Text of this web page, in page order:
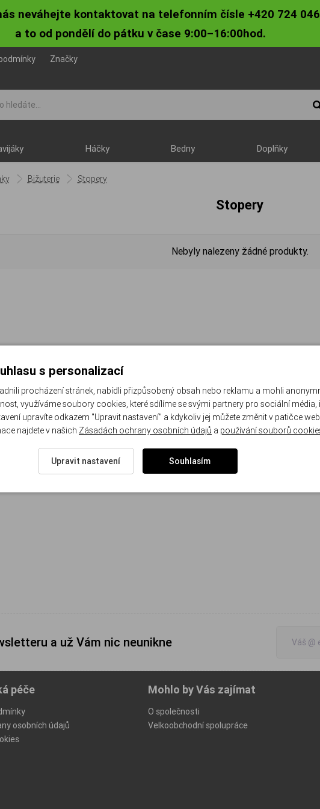
neváhejte kontaktovat na telefonním čísle +420 724
a to od pondělí do pátku v čase 9:00–16:00hod.
Značky
Háčky Bedny Doplňky
Bižuterie Stopery
Stopery
Nebyly nalezeny žádné produkty.
a už Vám nic neunikne
péče
osobních údajů
Mohlo by Vás zajímat
O společnosti
Velkoobchodní spolupráce
s personalizací
procházení stránek, nabídli přizpůsobený obsah nebo reklamu a mohli
využíváme soubory cookies, které sdílíme se svými partnery pro sociální média,
upravíte odkazem "Upravit nastavení" a kdykoliv jej můžete změnit v patičce
najdete v našich Zásadách ochrany osobních údajů a používání souborů
Upravit nastavení Souhlasím